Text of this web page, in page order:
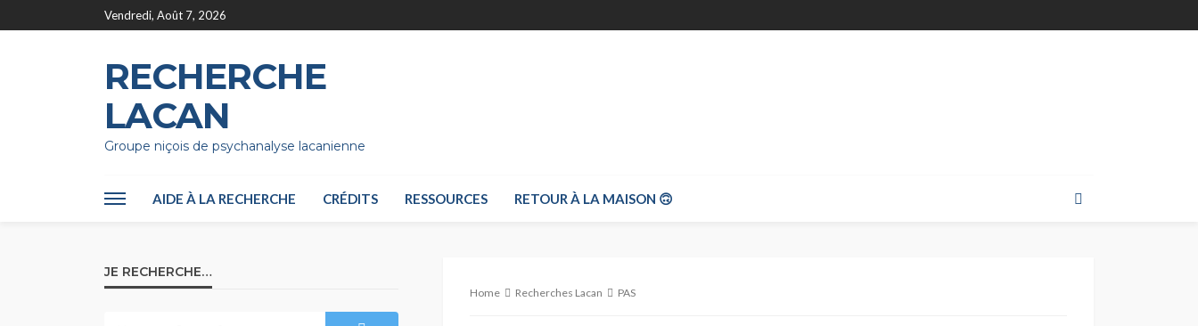
Vendredi, Août 7, 2026
RECHERCHE
LACAN
Groupe niçois de psychanalyse lacanienne
AIDE À LA RECHERCHE CRÉDITS RESSOURCES RETOUR À LA MAISON 🙃
Home Recherches Lacan PAS
JE RECHERCHE…